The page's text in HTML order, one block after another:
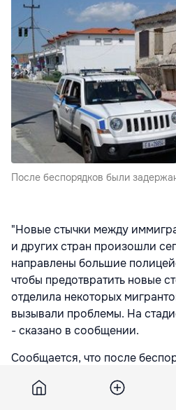
После беспорядков были
"Новые стычки между
и других стран произошли
направлены большие
чтобы предотвратить новые
отделила некоторых
вызывали проблемы. На
- сказано в сообщении.
Сообщается, что после
вмешательство спецназа